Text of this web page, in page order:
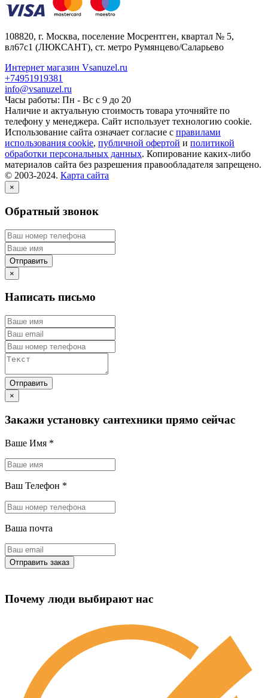
108820, г. Москва, поселение Мосрентген, квартал № 5,
вл67с1 (ЛЮКСАНТ), ст. метро Румянцево/Саларьево
Интернет магазин Vsanuzel.ru
+74951919381
info@vsanuzel.ru
Часы работы: Пн - Вс с 9 до 20
Наличие и актуальную стоимость товара уточняйте по
телефону у менеджера. Сайт использует технологию cookie.
Использование сайта означает согласие с правилами
использования cookie, публичной офертой и политикой
обработки персональных данных. Копирование каких-либо
материалов сайта без разрешения правообладателя запрещено.
© 2003-2024. Карта сайта
×
Обратный звонок
×
Написать письмо
×
Закажи установку сантехники прямо сейчас
Ваше Имя *
Ваш Телефон *
Ваша почта
Почему люди выбирают нас